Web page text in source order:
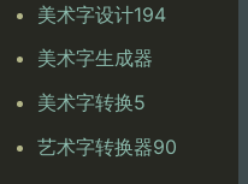
美术字设计194
美术字生成器
美术字转换5
艺术字转换器90